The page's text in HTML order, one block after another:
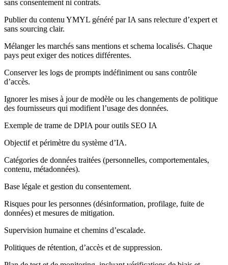
sans consentement ni contrats.
Publier du contenu YMYL généré par IA sans relecture d’expert et
sans sourcing clair.
Mélanger les marchés sans mentions et schema localisés. Chaque
pays peut exiger des notices différentes.
Conserver les logs de prompts indéfiniment ou sans contrôle
d’accès.
Ignorer les mises à jour de modèle ou les changements de politique
des fournisseurs qui modifient l’usage des données.
Exemple de trame de DPIA pour outils SEO IA
Objectif et périmètre du système d’IA.
Catégories de données traitées (personnelles, comportementales,
contenu, métadonnées).
Base légale et gestion du consentement.
Risques pour les personnes (désinformation, profilage, fuite de
données) et mesures de mitigation.
Supervision humaine et chemins d’escalade.
Politiques de rétention, d’accès et de suppression.